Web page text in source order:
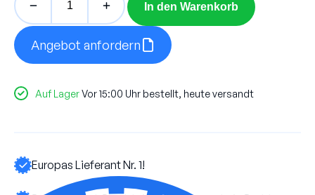
SDW-
CERAMIC
FT100
Menge
In den Warenkorb
Angebot anfordern
Auf LagerVor 15:00 Uhr bestellt, heute versandt
Europas Lieferant Nr. 1!